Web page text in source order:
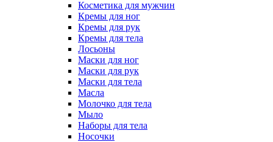
Косметика для мужчин
Кремы для ног
Кремы для рук
Кремы для тела
Лосьоны
Маски для ног
Маски для рук
Маски для тела
Масла
Молочко для тела
Мыло
Наборы для тела
Носочки